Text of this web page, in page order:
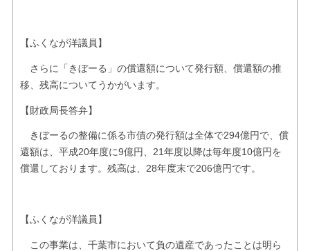
【ふくなが洋議員】
さらに「きぼーる」の償還額について発行額、償還額の推
移、残高についてうかがいます。
【財政局長答弁】
きぼーるの整備に係る市債の発行額は全体で294億円で、償
還額は、平成20年度に9億円、21年度以降は毎年度10億円を
償還しております。残高は、28年度末で206億円です。
【ふくなが洋議員】
この事業は、千葉市において負の遺産であったことは明ら